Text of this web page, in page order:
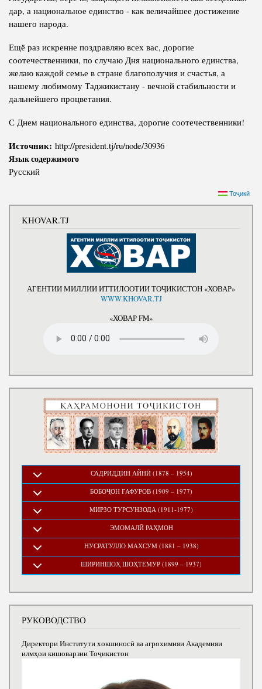
дар, а национальное единство - как величайшее достижение
нашего народа.
Ещё раз искренне поздравляю всех вас, дорогие
соотечественники, по случаю Дня национального единства,
желаю каждой семье в стране благополучия и счастья, а
нашему любимому Таджикистану - вечной стабильности и
дальнейшего процветания.
С Днем национального единства, дорогие соотечественники!
Источник: http://president.tj/ru/node/30936
Язык содержимого
Русский
Тоҷикӣ
KHOVAR.TJ
АГЕНТИИ МИЛЛИИ ИТТИЛООТИИ ТОҶИКИСТОН «ХОВАР»
WWW.KHOVAR.TJ
«ХОВАР FM»
САДРИДДИН АЙНӢ (1878 – 1954)
БОБОҶОН ҒАФУРОВ (1909 – 1977)
МИРЗО ТУРСУНЗОДА (1911-1977)
ЭМОМАЛӢ РАҲМОН
НУСРАТУЛЛО МАХСУМ (1881 – 1938)
ШИРИНШОҲ ШОҲТЕМУР (1899 – 1937)
РУКОВОДСТВО
Директори Институти хокшиносӣ ва агрохимияи Академияи
илмҳои кишоварзии Тоҷикистон